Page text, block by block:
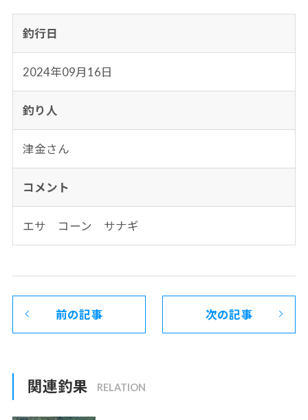
釣行日
2024年09月16日
釣り人
津金さん
コメント
エサ コーン サナギ
前の記事 次の記事
関連釣果